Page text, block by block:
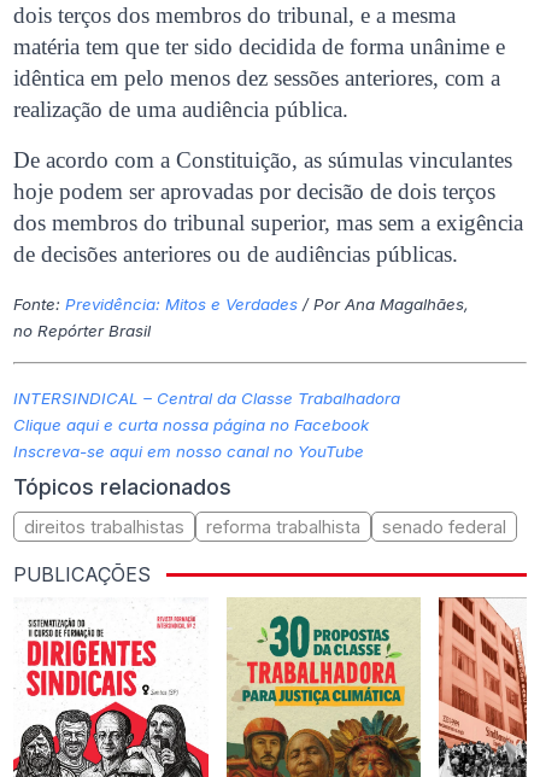
dois terços dos membros do tribunal, e a mesma
matéria tem que ter sido decidida de forma unânime e
idêntica em pelo menos dez sessões anteriores, com a
realização de uma audiência pública.
De acordo com a Constituição, as súmulas vinculantes
hoje podem ser aprovadas por decisão de dois terços
dos membros do tribunal superior, mas sem a exigência
de decisões anteriores ou de audiências públicas.
Fonte:Previdência: Mitos e Verdades / Por Ana Magalhães,
no Repórter Brasil
INTERSINDICAL – Central da Classe Trabalhadora
Clique aqui e curta nossa página no Facebook
Inscreva-se aqui em nosso canal no YouTube
Tópicos relacionados
direitos trabalhistas reforma trabalhista senado federal
PUBLICAÇÕES